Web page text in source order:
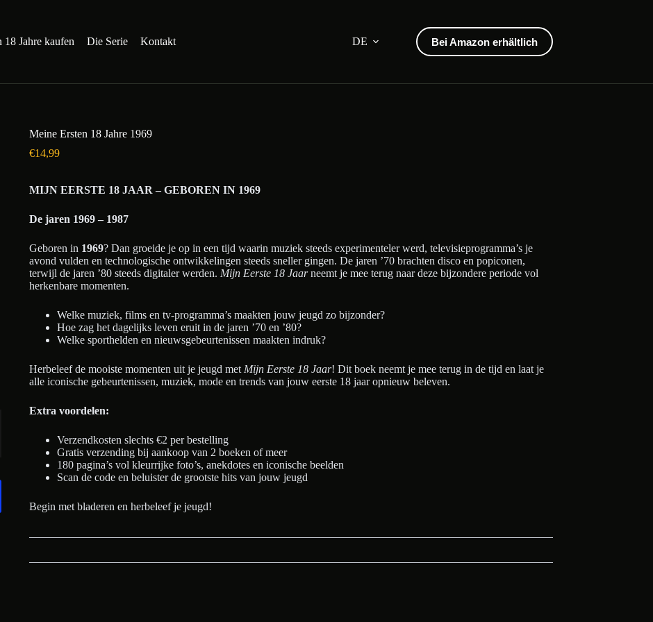
18 Jahre kaufen Die Serie Kontakt DE Bei Amazon erhältlich
Meine Ersten 18 Jahre 1969
€14,99
MIJN EERSTE 18 JAAR – GEBOREN IN 1969
De jaren 1969 – 1987
Geboren in 1969? Dan groeide je op in een tijd waarin muziek steeds experimenteler werd, televisieprogramma’s je
avond vulden en technologische ontwikkelingen steeds sneller gingen. De jaren ’70 brachten disco en popiconen,
terwijl de jaren ’80 steeds digitaler werden. Mijn Eerste 18 Jaarneemt je mee terug naar deze bijzondere periode vol
herkenbare momenten.
Welke muziek, films en tv-programma’s maakten jouw jeugd zo bijzonder?
Hoe zag het dagelijks leven eruit in de jaren ’70 en ’80?
Welke sporthelden en nieuwsgebeurtenissen maakten indruk?
Herbeleef de mooiste momenten uit je jeugd met Mijn Eerste 18 Jaar! Dit boek neemt je mee terug in de tijd en laat je
alle iconische gebeurtenissen, muziek, mode en trends van jouw eerste 18 jaar opnieuw beleven.
Extra voordelen:
Verzendkosten slechts €2 per bestelling
Gratis verzending bij aankoop van 2 boeken of meer
180 pagina’s vol kleurrijke foto’s, anekdotes en iconische beelden
Scan de code en beluister de grootste hits van jouw jeugd
Begin met bladeren en herbeleef je jeugd!